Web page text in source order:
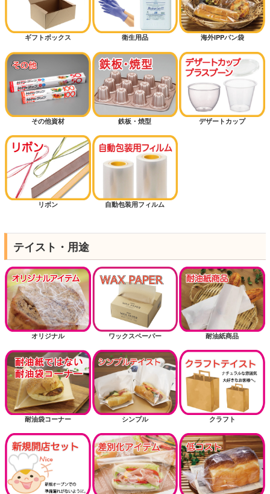
ギフトボックス 衛生用品 海外IPPパン袋
その他資材 鉄板・焼型 デザートカップ
リボン 自動包装用フィルム
テイスト・用途
オリジナル ワックスペーパー 耐油紙商品
耐油袋コーナー シンプル クラフト